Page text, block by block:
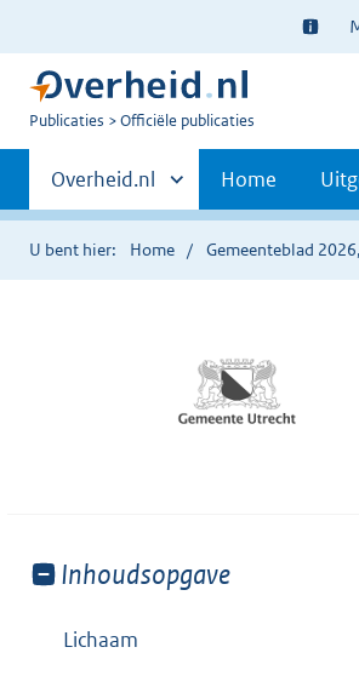
Ter
U
Publicaties Officiële publicaties
Primaire
navigatie
Andere
sites
binnen
Overheid.nl Home
U bent hier: Home Gemeenteblad
Toon
van:
Inhoudsopgave
Lichaam